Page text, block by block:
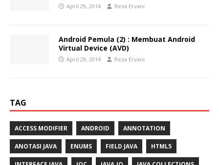
April 29, 2014 Reza Ervani
Android Pemula (2) : Membuat Android
Virtual Device (AVD)
April 29, 2014 Reza Ervani
TAG
ACCESS MODIFIER ANDROID ANNOTATION
ANOTASI JAVA ENUMS FIELD JAVA HTML5